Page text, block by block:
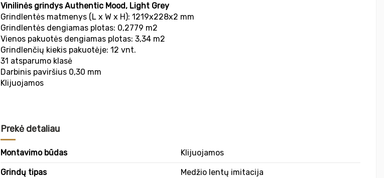
Vinilinės grindys Authentic Mood, Light Grey
Grindlentės matmenys (L x W x H): 1219x228x2 mm
Grindlentės dengiamas plotas: 0,2779 m2
Vienos pakuotės dengiamas plotas: 3,34 m2
Grindlenčių kiekis pakuotėje: 12 vnt.
31 atsparumo klasė
Darbinis paviršius 0,30 mm
Klijuojamos
Prekė detaliau
Montavimo būdas Klijuojamos
Grindų tipas Medžio lentų imitacija